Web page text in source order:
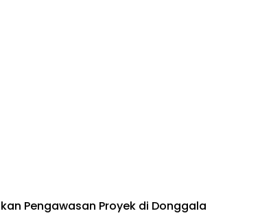
Pengawasan Proyek di Donggala